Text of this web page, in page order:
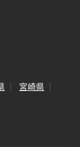
宮崎県